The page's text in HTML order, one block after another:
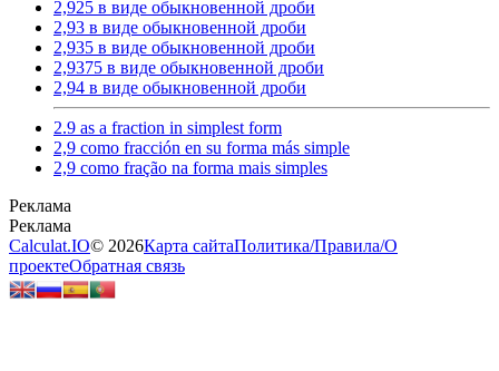
2,925 в виде обыкновенной дроби
2,93 в виде обыкновенной дроби
2,935 в виде обыкновенной дроби
2,9375 в виде обыкновенной дроби
2,94 в виде обыкновенной дроби
2.9 as a fraction in simplest form
2,9 como fracción en su forma más simple
2,9 como fração na forma mais simples
Calculat.IO© 2026Карта сайтаПолитика/Правила/О
проектеОбратная связь